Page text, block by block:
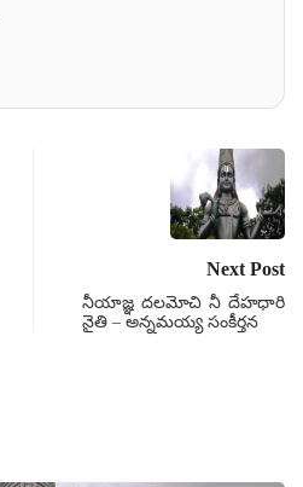
Next Post
నీయాజ్ఞ దలమోచి నీ దేహధారి
నైతి – అన్నమయ్య సంకీర్తన